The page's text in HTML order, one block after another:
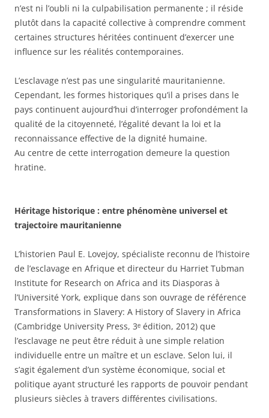
n’est ni l’oubli ni la culpabilisation permanente ; il réside
plutôt dans la capacité collective à comprendre comment
certaines structures héritées continuent d’exercer une
influence sur les réalités contemporaines.
L’esclavage n’est pas une singularité mauritanienne.
Cependant, les formes historiques qu’il a prises dans le
pays continuent aujourd’hui d’interroger profondément la
qualité de la citoyenneté, l’égalité devant la loi et la
reconnaissance effective de la dignité humaine.
Au centre de cette interrogation demeure la question
hratine.
Héritage historique : entre phénomène universel et
trajectoire mauritanienne
L’historien Paul E. Lovejoy, spécialiste reconnu de l’histoire
de l’esclavage en Afrique et directeur du Harriet Tubman
Institute for Research on Africa and its Diasporas à
l’Université York, explique dans son ouvrage de référence
Transformations in Slavery: A History of Slavery in Africa
(Cambridge University Press, 3ᵉ édition, 2012) que
l’esclavage ne peut être réduit à une simple relation
individuelle entre un maître et un esclave. Selon lui, il
s’agit également d’un système économique, social et
politique ayant structuré les rapports de pouvoir pendant
plusieurs siècles à travers différentes civilisations.